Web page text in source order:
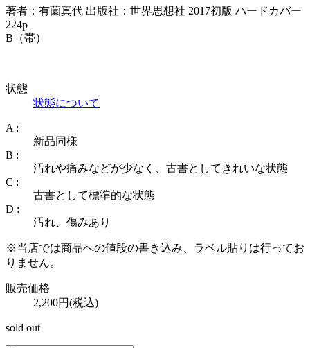
著者：有薗真代 出版社：世界思想社 2017初版 ハードカバー
224p
B（帯）
状態
状態について
A :
新品同様
B :
汚れや痛みなどが少なく、古書としてきれいな状態
C :
古書として標準的な状態
D :
汚れ、傷みあり
※当店では商品への値段の書き込み、ラベル貼りは行ってお
りません。
販売価格
2,200円(税込)
sold out